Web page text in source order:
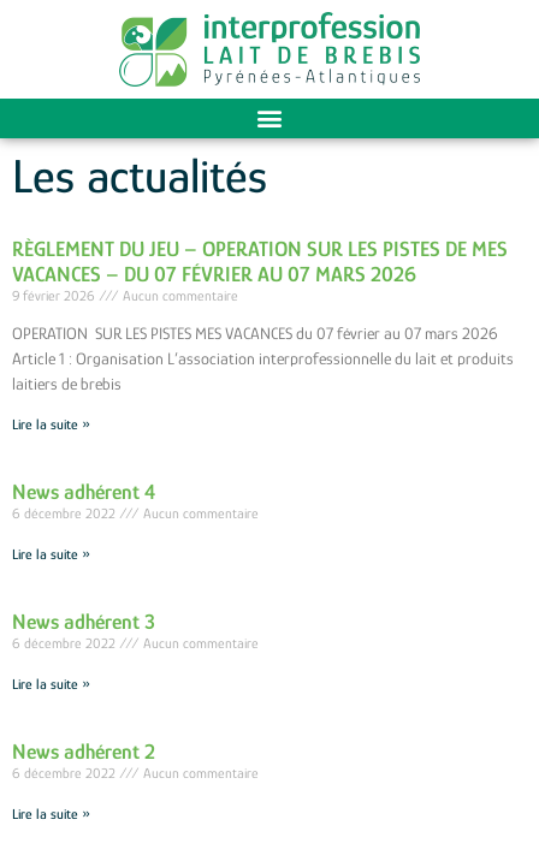
Les actualités
RÈGLEMENT DU JEU – OPERATION SUR LES PISTES DE MES
VACANCES – DU 07 FÉVRIER AU 07 MARS 2026
9 février 2026 Aucun commentaire
OPERATION SUR LES PISTES MES VACANCES du 07 février au 07 mars 2026
Article 1 : Organisation L’association interprofessionnelle du lait et produits
laitiers de brebis
Lire la suite »
News adhérent 4
6 décembre 2022 Aucun commentaire
Lire la suite »
News adhérent 3
6 décembre 2022 Aucun commentaire
Lire la suite »
News adhérent 2
6 décembre 2022 Aucun commentaire
Lire la suite »